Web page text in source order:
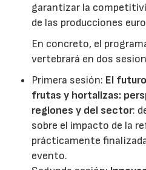
garantizar la
de las producciones
En concreto, el
vertebrará en dos
Primera sesión: El
frutas y hortalizas:
regiones y del sector:
sobre el impacto de la
prácticamente
evento.